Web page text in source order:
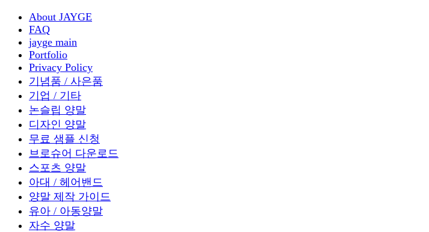
About JAYGE
FAQ
jayge main
Portfolio
Privacy Policy
기념품 / 사은품
기업 / 기타
논슬립 양말
디자인 양말
무료 샘플 신청
브로슈어 다운로드
스포츠 양말
아대 / 헤어밴드
양말 제작 가이드
유아 / 아동양말
자수 양말